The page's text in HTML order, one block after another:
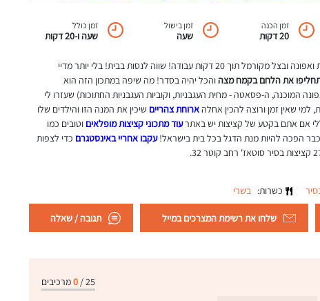
זמן הכנה
20 דקות
זמן בישול
שעה
זמן כולל
שעה ו-20 דקות
ארוחת צהריים שילדים אוהבים - קציצות ברוטב עגבניות ואפונה ובצל מקורמל תוך 20 דקות עבודה! שווה לנסות בבית! בלי יותר מדיי
את הלחם בקמח מצהוהכל יהיה בסדר! מה שיפה במתכון הזה הוא
המוכנה, ה-פסאטה - מחית העגבניות, וקוביות העגבניות החתוכות) שעזרו לי
ארוחת צהריים שיכין את המנה הזו והילדים שלו
אם אתם בקטע של קציצות יש באתרעוד מתכוני קציצות מופלאים וטובים כמו
הפכה להיות מנת הדגל בכל בית בישראל!עקבו אחריי באינסטגרם כדי לצפות
כשרות: בשרי
שלחו את רשימת המצרכים במייל תגובה / שאלה
25
/
0מרכיבים